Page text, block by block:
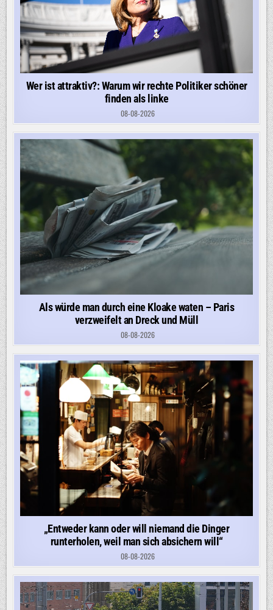
Wer ist attraktiv?: Warum wir rechte Politiker schöner
finden als linke
08-08-2026
Als würde man durch eine Kloake waten – Paris
verzweifelt an Dreck und Müll
08-08-2026
„Entweder kann oder will niemand die Dinger
runterholen, weil man sich absichern will“
08-08-2026